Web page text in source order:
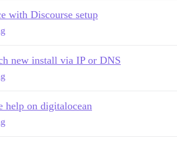
with Discourse setup
new install via IP or DNS
help on digitalocean